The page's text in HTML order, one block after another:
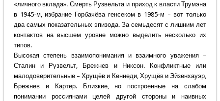
«личного вклада». Смерть Рузвельта и приход к власти Трумэна
в 1945-м, избрание Горбачёва генсеком в 1985-м – вот только
два самых показательных эпизода. За семьдесят с лишним лет
контактов на высшем уровне можно выделить несколько их
типов.
Высокая степень взаимопонимания и взаимного уважения –
Сталин и Рузвельт, Брежнев и Никсон. Конфликтные или
малодоверительные – Хрущёв и Кеннеди, Хрущёв и Эйзенхауэр,
Брежнев и Картер. Близкие, но построенные на слабом
понимании россиянами целей другой стороны и наивных